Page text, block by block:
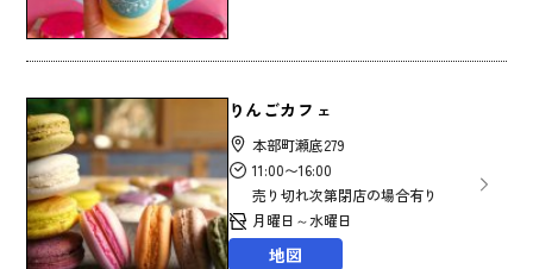
りんごカフェ
本部町瀬底279
11:00〜16:00
売り切れ次第閉店の場合有り
月曜日～水曜日
地図